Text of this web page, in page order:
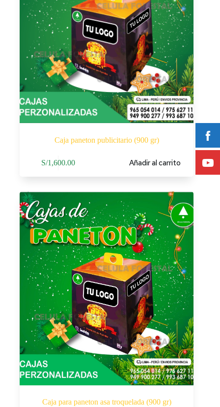
Caja paneton publicitario (900 gr)
S/1,600.00 Añadir al carrito
Caja para paneton asa troquelada (900 gr)